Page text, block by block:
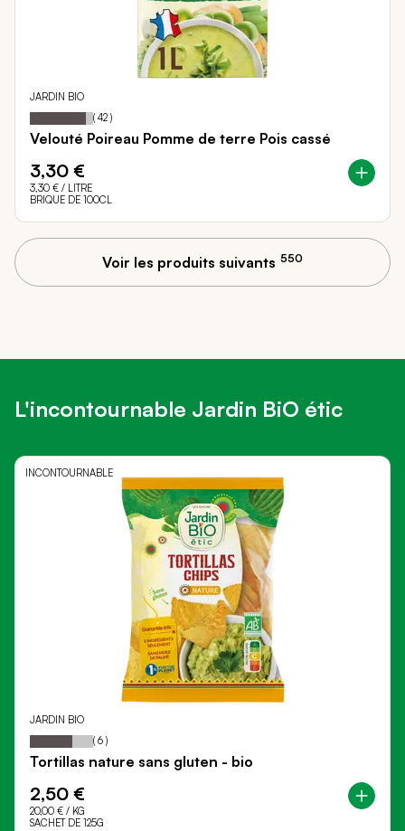
JARDIN BIO
Notation: 88
% of
( 42 )
Velouté Poireau Pomme de terre Pois cassé
3,30 €
3,30 € / LITRE
BRIQUE DE 100CL
Voir les produits suivants 550
JARDIN BIO
Notation: 67
% of
( 6 )
Tortillas nature sans gluten - bio
2,50 €
20,00 € / KG
SACHET DE 125G
L'incontournable Jardin BiO étic